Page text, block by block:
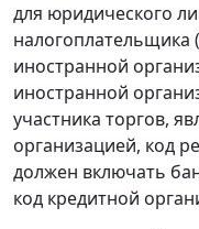
для юридического
налогоплательщика
иностранной
иностранной
участника торгов,
организацией, код
должен включать
код кредитной